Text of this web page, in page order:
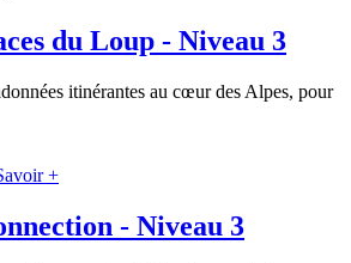
du Loup - Niveau 3
itinérantes au cœur des Alpes, pour
+
- Niveau 3